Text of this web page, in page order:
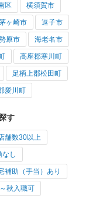
区 横須賀市
ヶ崎市 逗子市
原市 海老名市
高座郡寒川町
足柄上郡松田町
愛川町
す
舗数30以上
なし
補助（手当）あり
秋入職可